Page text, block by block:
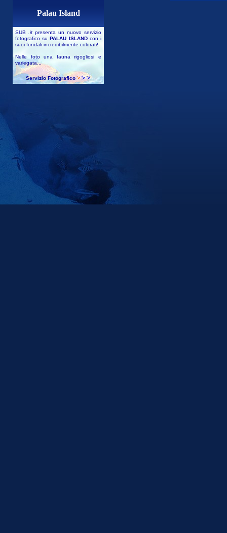
Palau Island
SUB .it presenta un nuovo servizio
fotografico suPALAU ISLANDcon i
suoi fondali incredibilmente colorati!
Nelle foto una fauna rigogliosi e
variegata...
Servizio Fotografico